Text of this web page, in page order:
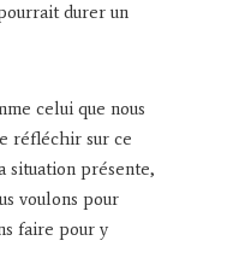
durer un
celui que nous
réfléchir sur ce
situation présente,
voulons pour
faire pour y